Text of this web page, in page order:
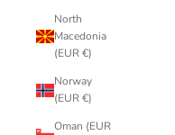
North
Macedonia
(EUR €)
Norway
(EUR €)
Oman (EUR